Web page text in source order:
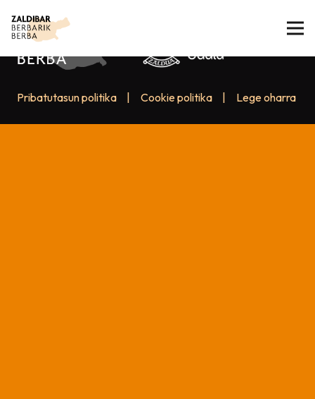
Pribatutasun politika Cookie politika Lege oharra